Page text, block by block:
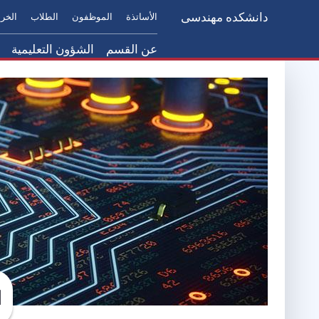
دانشکده مهندسی
عن القسم
عن القسم
رئاسة الكلية
رسالة العميد
الهيكل التنظيمي
اتصل بنا
الأهداف، الرؤية والمهام
المرافق
الشؤون التعليمية
النماذج واللوائح
الأساتذة الموظفون الطلاب